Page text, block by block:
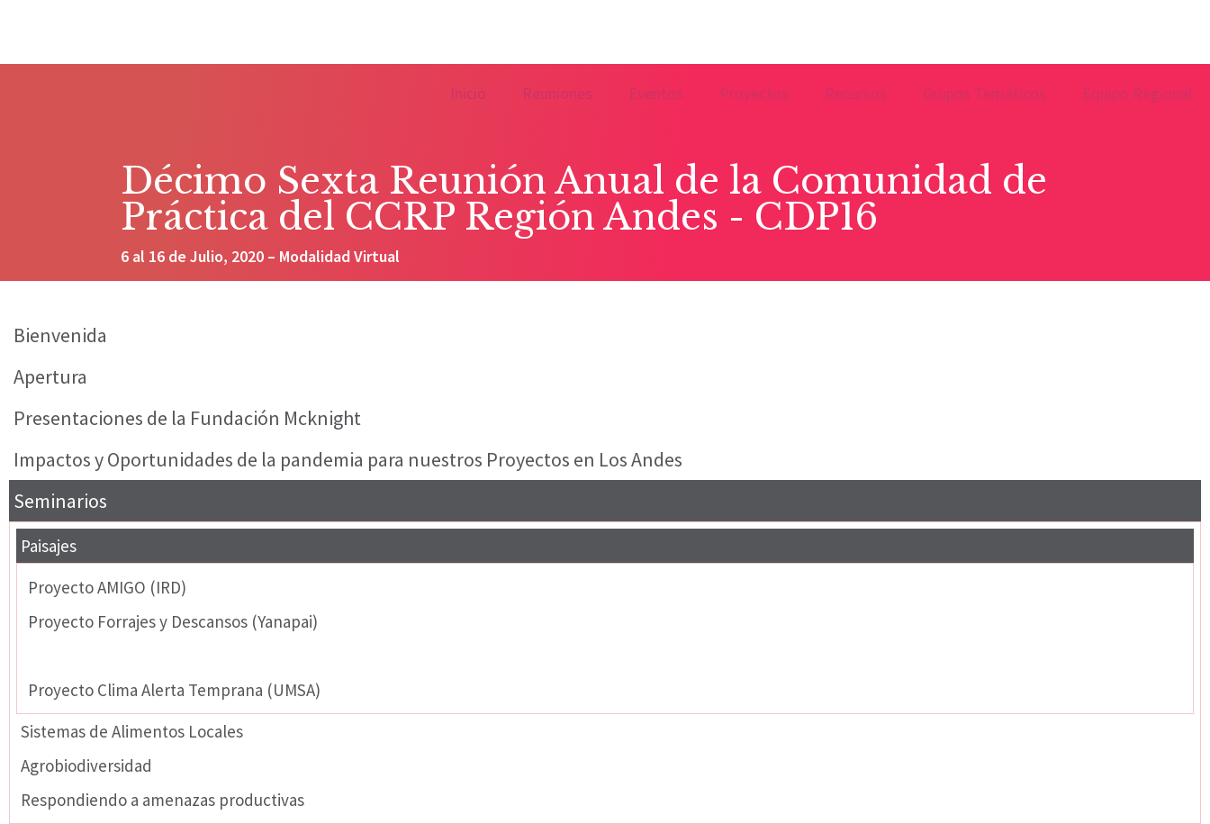
Inicio Reuniones Eventos Proyectos Recursos Grupos Temáticos Equipo Regional
Décimo Sexta Reunión Anual de la Comunidad de
Práctica del CCRP Región Andes - CDP16
6 al 16 de Julio, 2020 – Modalidad Virtual
Bienvenida
Apertura
Presentaciones de la Fundación Mcknight
Impactos y Oportunidades de la pandemia para nuestros Proyectos en Los Andes
Seminarios
Paisajes
Proyecto AMIGO (IRD)
Proyecto Forrajes y Descansos (Yanapai)
Proyecto Clima Alerta Temprana (UMSA)
Sistemas de Alimentos Locales
Agrobiodiversidad
Respondiendo a amenazas productivas